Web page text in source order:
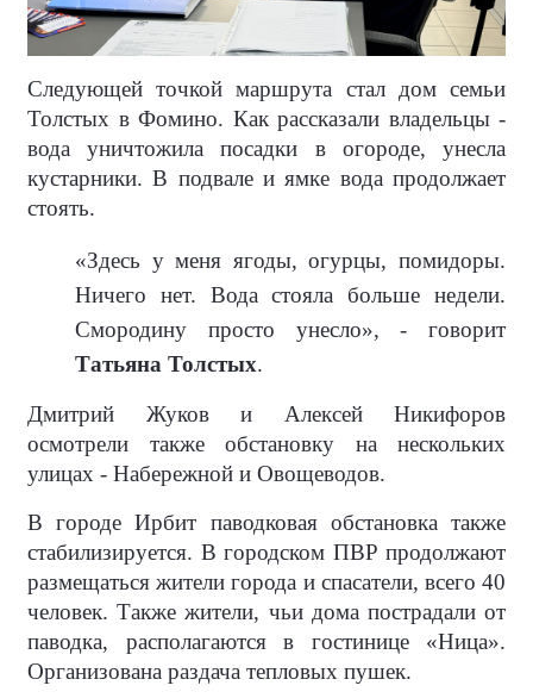
Следующей точкой маршрута стал дом семьи
Толстых в Фомино. Как рассказали владельцы -
вода уничтожила посадки в огороде, унесла
кустарники. В подвале и ямке вода продолжает
стоять.
«Здесь у меня ягоды, огурцы, помидоры.
Ничего нет. Вода стояла больше недели.
Смородину просто унесло», - говорит
Татьяна Толстых.
Дмитрий Жуков и Алексей Никифоров
осмотрели также обстановку на нескольких
улицах - Набережной и Овощеводов.
В городе Ирбит паводковая обстановка также
стабилизируется. В городском ПВР продолжают
размещаться жители города и спасатели, всего 40
человек. Также жители, чьи дома пострадали от
паводка, располагаются в гостинице «Ница».
Организована раздача тепловых пушек.